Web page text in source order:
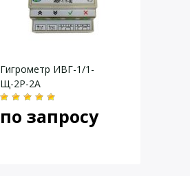
Гигрометр ИВГ-1/1-
Щ-2Р-2А
по запросу